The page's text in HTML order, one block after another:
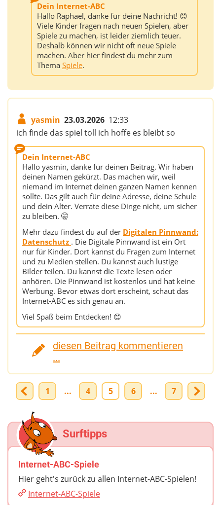
Dein Internet-ABC
Hallo Raphael, danke für deine Nachricht! 😊
Viele Kinder fragen nach neuen Spielen, aber
Spiele zu machen, ist leider ziemlich teuer.
Deshalb können wir nicht oft neue Spiele
machen. Aber hier findest du mehr zum
Thema Spiele.
yasmin 23.03.2026 12:33
ich finde das spiel toll ich hoffe es bleibt so
Dein Internet-ABC
Hallo yasmin, danke für deinen Beitrag. Wir haben
deinen Namen gekürzt. Das machen wir, weil
niemand im Internet deinen ganzen Namen kennen
sollte. Das gilt auch für deine Adresse, deine Schule
und dein Alter. Verrate diese Dinge nicht, um sicher
zu bleiben. 🤫
Mehr dazu findest du auf der Digitalen Pinnwand:
Datenschutz . Die Digitale Pinnwand ist ein Ort
nur für Kinder. Dort kannst du Fragen zum Internet
und zu Medien stellen. Du kannst auch lustige
Bilder teilen. Du kannst die Texte lesen oder
anhören. Die Pinnwand ist kostenlos und hat keine
Werbung. Bevor etwas dort erscheint, schaut das
Internet-ABC es sich genau an.
Viel Spaß beim Entdecken! 😊
diesen Beitrag kommentieren
...
1 ... 4 5 6 ... 7
Surftipps
Internet-ABC-Spiele
Hier geht's zurück zu allen Internet-ABC-Spielen!
Internet-ABC-Spiele